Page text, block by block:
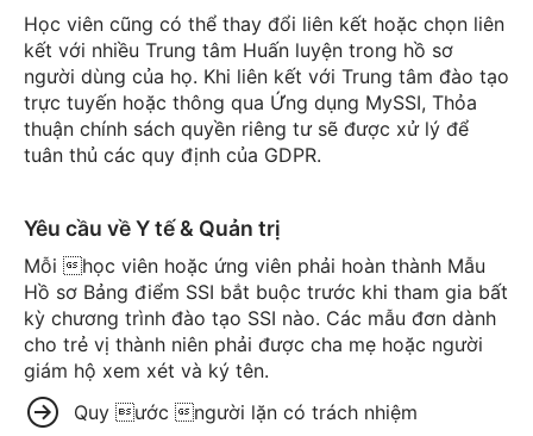
Học viên cũng có thể thay đổi liên kết hoặc chọn liên
kết với nhiều Trung tâm Huấn luyện trong hồ sơ
người dùng của họ. Khi liên kết với Trung tâm đào tạo
trực tuyến hoặc thông qua Ứng dụng MySSI, Thỏa
thuận chính sách quyền riêng tư sẽ được xử lý để
tuân thủ các quy định của GDPR.
Yêu cầu về Y tế & Quản trị
Mỗi học viên hoặc ứng viên phải hoàn thành Mẫu
Hồ sơ Bảng điểm SSI bắt buộc trước khi tham gia bất
kỳ chương trình đào tạo SSI nào. Các mẫu đơn dành
cho trẻ vị thành niên phải được cha mẹ hoặc người
giám hộ xem xét và ký tên.
Quy ước người lặn có trách nhiệm